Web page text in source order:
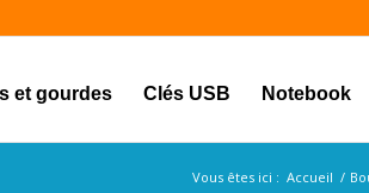
et gourdes Clés USB Notebook
Vous êtes ici : Accueil /